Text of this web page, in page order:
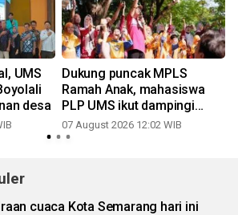
UMS
desa
Dukung puncak MPLS
Ramah Anak, mahasiswa
PLP UMS ikut dampingi
keceriaan siswa di Taman
Balekambang
07 August 2026 12:02 WIB
cuaca Kota Semarang hari ini